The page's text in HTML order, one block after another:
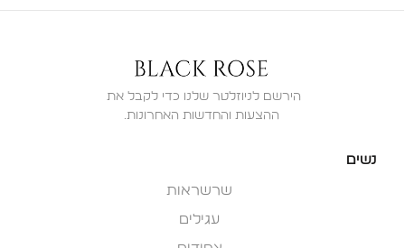
ההצעות והחדשות האחרונות.
נשים
שרשראות
עגילים